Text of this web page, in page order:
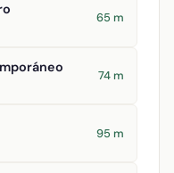
65 m
74 m
95 m